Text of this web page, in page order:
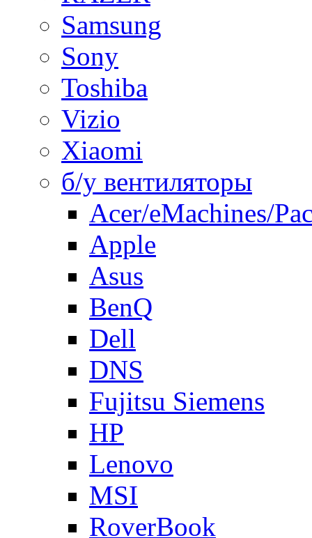
Samsung
Sony
Toshiba
Vizio
Xiaomi
б/у вентиляторы
Acer/eMachines/
Apple
Asus
BenQ
Dell
DNS
Fujitsu Siemens
HP
Lenovo
MSI
RoverBook